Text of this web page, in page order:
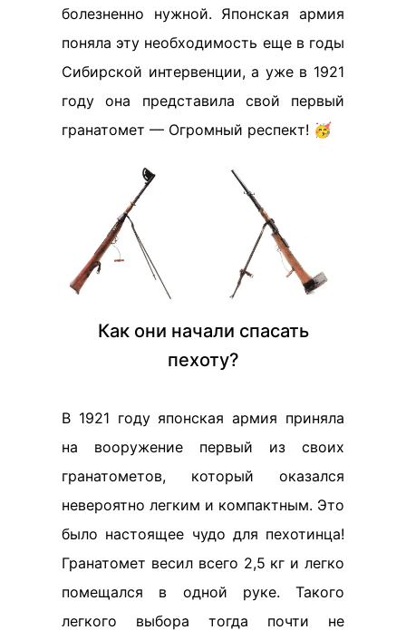
болезненно нужной. Японская армия
поняла эту необходимость еще в годы
Сибирской интервенции, а уже в 1921
году она представила свой первый
гранатомет — Огромный респект! 🥳
Как они начали спасать
пехоту?
В 1921 году японская армия приняла
на вооружение первый из своих
гранатометов, который оказался
невероятно легким и компактным. Это
было настоящее чудо для пехотинца!
Гранатомет весил всего 2,5 кг и легко
помещался в одной руке. Такого
легкого выбора тогда почти не